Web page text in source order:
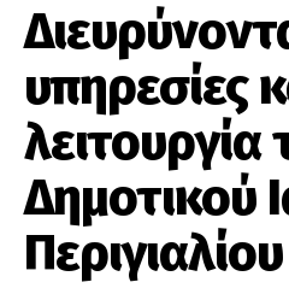
υπηρεσίες
λειτουργία
Δημοτικού
Περιγιαλίου